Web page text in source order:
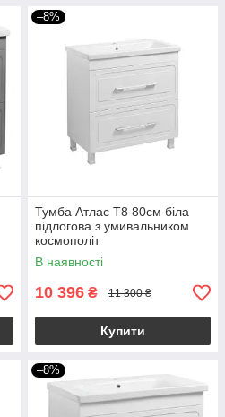
–8%
Тумба Атлас Т8 80см біла
підлогова з умивальником
космополіт
В наявності
10 396 ₴ 11 300 ₴
Купити
–8%